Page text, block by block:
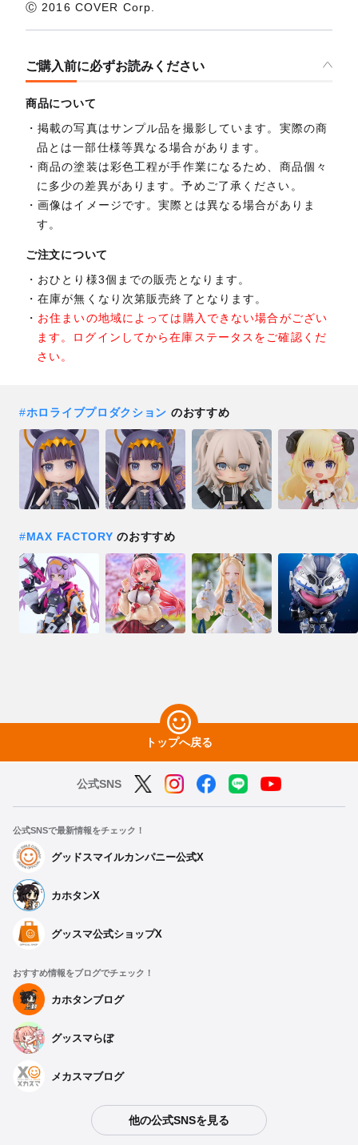
Ⓒ 2016 COVER Corp.
ご購入前に必ずお読みください
商品について
掲載の写真はサンプル品を撮影しています。実際の商
品とは一部仕様等異なる場合があります。
商品の塗装は彩色工程が手作業になるため、商品個々
に多少の差異があります。予めご了承ください。
画像はイメージです。実際とは異なる場合がありま
す。
ご注文について
おひとり様3個までの販売となります。
在庫が無くなり次第販売終了となります。
お住まいの地域によっては購入できない場合がござい
ます。ログインしてから在庫ステータスをご確認くだ
さい。
#ホロライブプロダクション のおすすめ
#MAX FACTORY のおすすめ
トップへ戻る
公式SNS
公式SNSで最新情報をチェック！
グッドスマイルカンパニー公式X
カホタンX
グッスマ公式ショップX
おすすめ情報をブログでチェック！
カホタンブログ
グッスマらぼ
メカスマブログ
他の公式SNSを見る